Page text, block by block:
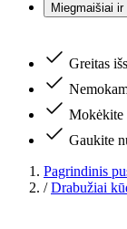
Miegmaišiai
Greitas
Mokėkite
Gaukite
Pagrindinis
/ Drabužiai